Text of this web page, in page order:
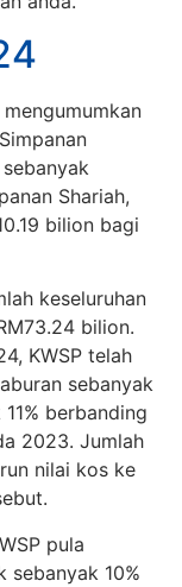
Shariah,
bilion bagi
keseluruhan
bilion.
KWSP telah
sebanyak
berbanding
2023. Jumlah
nilai kos ke
pula
sebanyak 10%